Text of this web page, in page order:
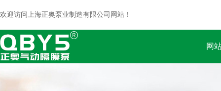
欢迎访问上海正奥泵业制造有限公司网站！
网